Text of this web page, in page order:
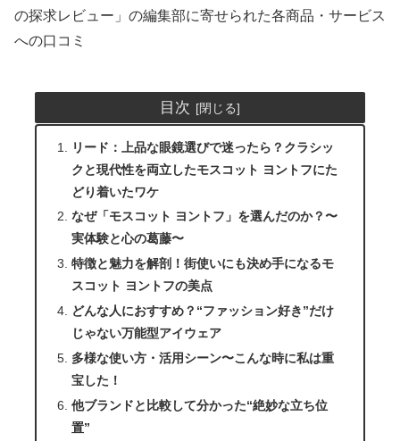
の探求レビュー」の編集部に寄せられた各商品・サービス
への口コミ
目次
リード：上品な眼鏡選びで迷ったら？クラシッ
クと現代性を両立したモスコット ヨントフにた
どり着いたワケ
なぜ「モスコット ヨントフ」を選んだのか？〜
実体験と心の葛藤〜
特徴と魅力を解剖！街使いにも決め手になるモ
スコット ヨントフの美点
どんな人におすすめ？“ファッション好き”だけ
じゃない万能型アイウェア
多様な使い方・活用シーン〜こんな時に私は重
宝した！
他ブランドと比較して分かった“絶妙な立ち位
置”